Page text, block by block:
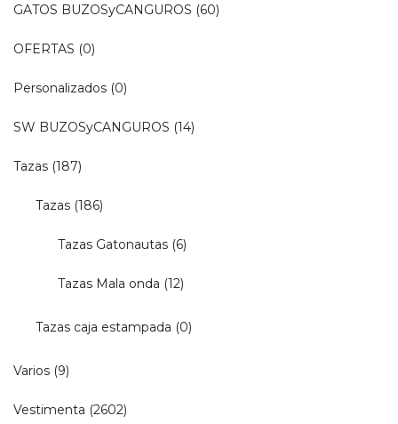
GATOS BUZOSyCANGUROS (60)
OFERTAS (0)
Personalizados (0)
SW BUZOSyCANGUROS (14)
Tazas (187)
Tazas (186)
Tazas Gatonautas (6)
Tazas Mala onda (12)
Tazas caja estampada (0)
Varios (9)
Vestimenta (2602)